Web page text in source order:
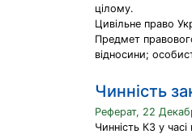
цілому.
Цивільне право
Предмет
відносини;
Чинність
Реферат, 22
Чинність КЗ у